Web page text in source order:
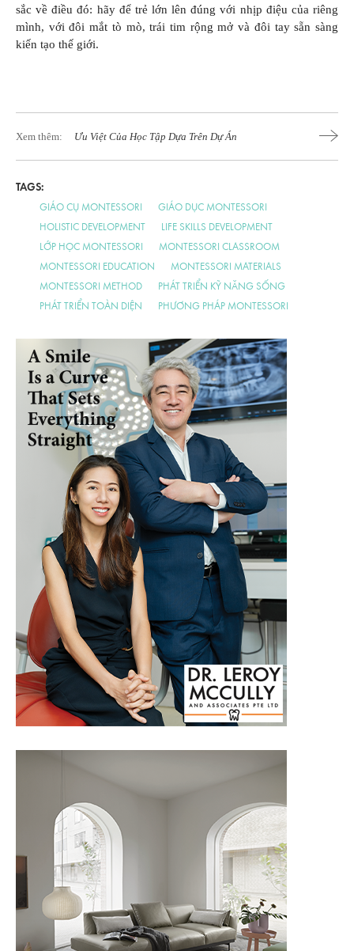
sắc về điều đó: hãy để trẻ lớn lên đúng với nhịp điệu của riêng
mình, với đôi mắt tò mò, trái tim rộng mở và đôi tay sẵn sàng
kiến tạo thế giới.
Xem thêm: Ưu Việt Của Học Tập Dựa Trên Dự Án
TAGS:
GIÁO CỤ MONTESSORI
GIÁO DỤC MONTESSORI
HOLISTIC DEVELOPMENT
LIFE SKILLS DEVELOPMENT
LỚP HỌC MONTESSORI
MONTESSORI CLASSROOM
MONTESSORI EDUCATION
MONTESSORI MATERIALS
MONTESSORI METHOD
PHÁT TRIỂN KỸ NĂNG SỐNG
PHÁT TRIỂN TOÀN DIỆN
PHƯƠNG PHÁP MONTESSORI